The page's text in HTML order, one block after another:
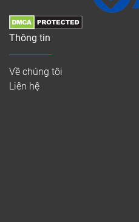
Thông tin
Về chúng tôi
Liên hệ